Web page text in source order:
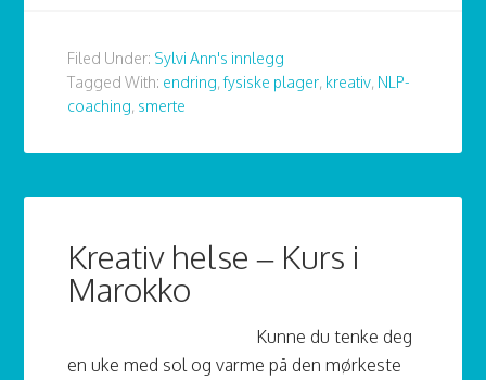
Filed Under: Sylvi Ann's innlegg
Tagged With: endring,fysiske plager, kreativ, NLP-
coaching, smerte
Kreativ helse – Kurs i
Marokko
Kunne du tenke deg
en uke med sol og varme på den mørkeste